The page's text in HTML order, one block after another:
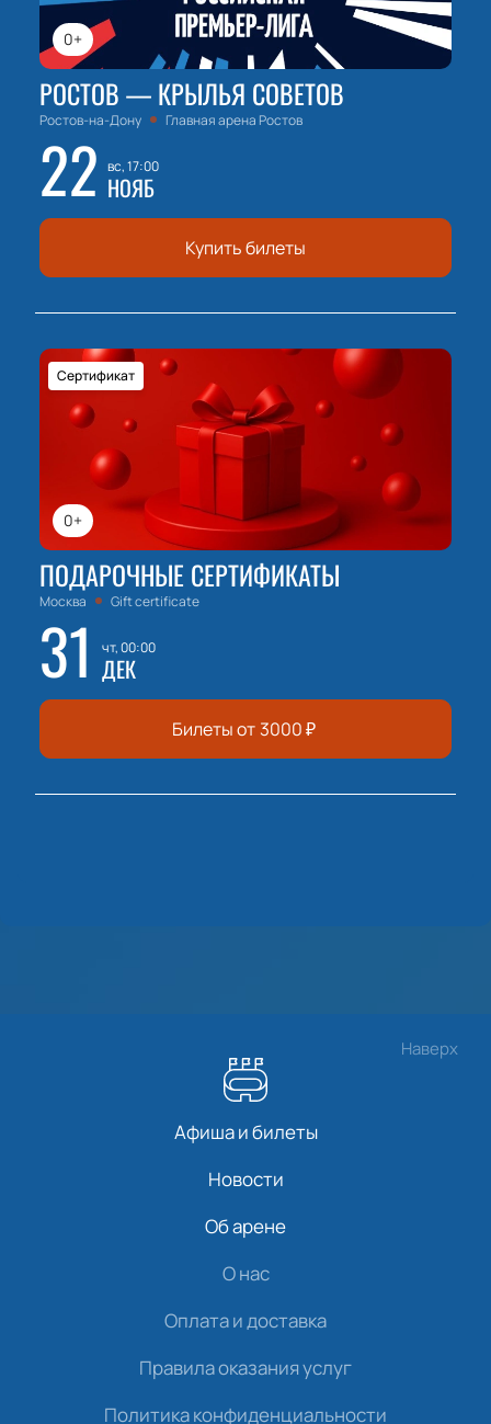
0+
РОСТОВ — КРЫЛЬЯ СОВЕТОВ
Ростов-на-Дону Главная арена Ростов
22 вс, 17:00
НОЯБ
Купить билеты
0+
Сертификат
ПОДАРОЧНЫЕ СЕРТИФИКАТЫ
Москва Gift certificate
31 чт, 00:00
ДЕК
Билеты от 3000₽
Наверх
Афиша и билеты
Новости
Об арене
О нас
Оплата и доставка
Правила оказания услуг
Политика конфиденциальности